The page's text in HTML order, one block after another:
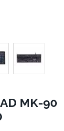
MK-90